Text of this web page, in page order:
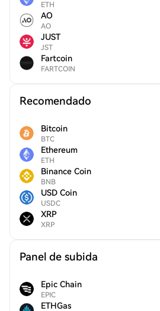
ETH
AO
AO
JUST
JST
Fartcoin
FARTCOIN
Recomendado
Bitcoin
BTC
Ethereum
ETH
Binance Coin
BNB
USD Coin
USDC
XRP
XRP
Panel de subida
Epic Chain
EPIC
ETHGas